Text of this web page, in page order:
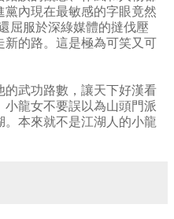
內現在最敏感的字眼竟然
屈服於深綠媒體的撻伐壓
新的路。這是極為可笑又可
武功路數，讓天下好漢看
龍女不要誤以為山頭門派
本來就不是江湖人的小龍